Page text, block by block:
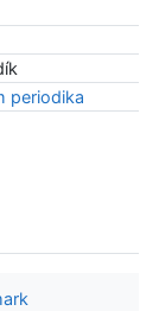
periodika